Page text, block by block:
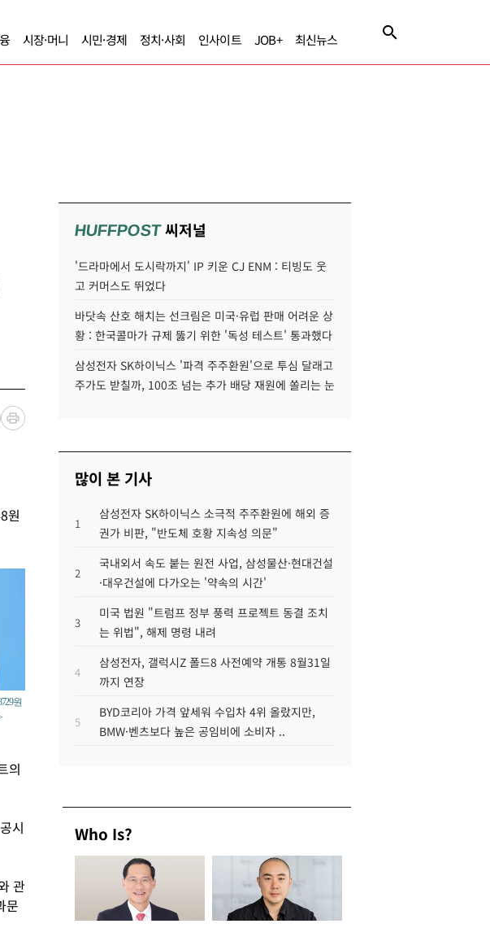
시장·머니 시민·경제 정치·사회 인사이트 JOB+ 최신뉴스
원
원
의
시
관
문
HUFFPOST씨저널
'드라마에서 도시락까지' IP 키운 CJ ENM : 티빙도 웃
고 커머스도 뛰었다
바닷속 산호 해치는 선크림은 미국·유럽 판매 어려운 상
황 : 한국콜마가 규제 뚫기 위한 '독성 테스트' 통과했다
삼성전자 SK하이닉스 '파격 주주환원'으로 투심 달래고
주가도 받칠까, 100조 넘는 추가 배당 재원에 쏠리는 눈
많이 본 기사
1
삼성전자 SK하이닉스 소극적 주주환원에 해외 증
권가 비판, "반도체 호황 지속성 의문"
2
국내외서 속도 붙는 원전 사업, 삼성물산·현대건설
·대우건설에 다가오는 '약속의 시간'
3
미국 법원 "트럼프 정부 풍력 프로젝트 동결 조치
는 위법", 해제 명령 내려
4
삼성전자, 갤럭시Z 폴드8 사전예약 개통 8월31일
까지 연장
5
BYD코리아 가격 앞세워 수입차 4위 올랐지만,
BMW·벤츠보다 높은 공임비에 소비자 ..
Who Is?